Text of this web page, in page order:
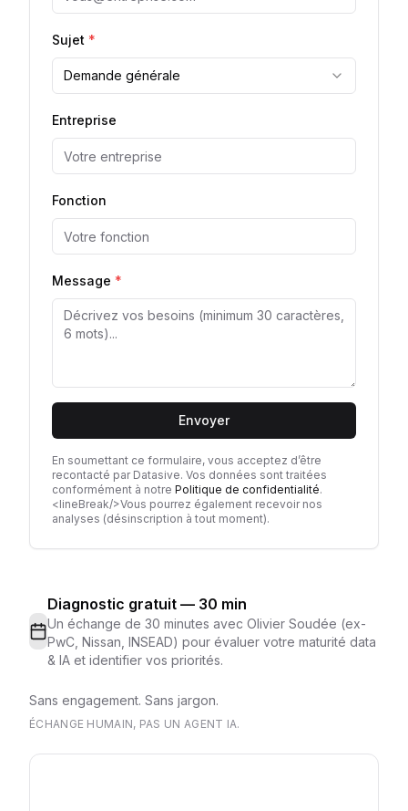
Sujet *
Demande générale
Entreprise
Fonction
Message *
Envoyer
En soumettant ce formulaire, vous acceptez d’être
recontacté par Datasive. Vos données sont traitées
conformément à notre Politique de confidentialité.
<lineBreak/>Vous pourrez également recevoir nos
analyses (désinscription à tout moment).
Diagnostic gratuit — 30 min
Un échange de 30 minutes avec Olivier Soudée (ex-
PwC, Nissan, INSEAD) pour évaluer votre maturité data
& IA et identifier vos priorités.
Sans engagement. Sans jargon.
ÉCHANGE HUMAIN, PAS UN AGENT IA.